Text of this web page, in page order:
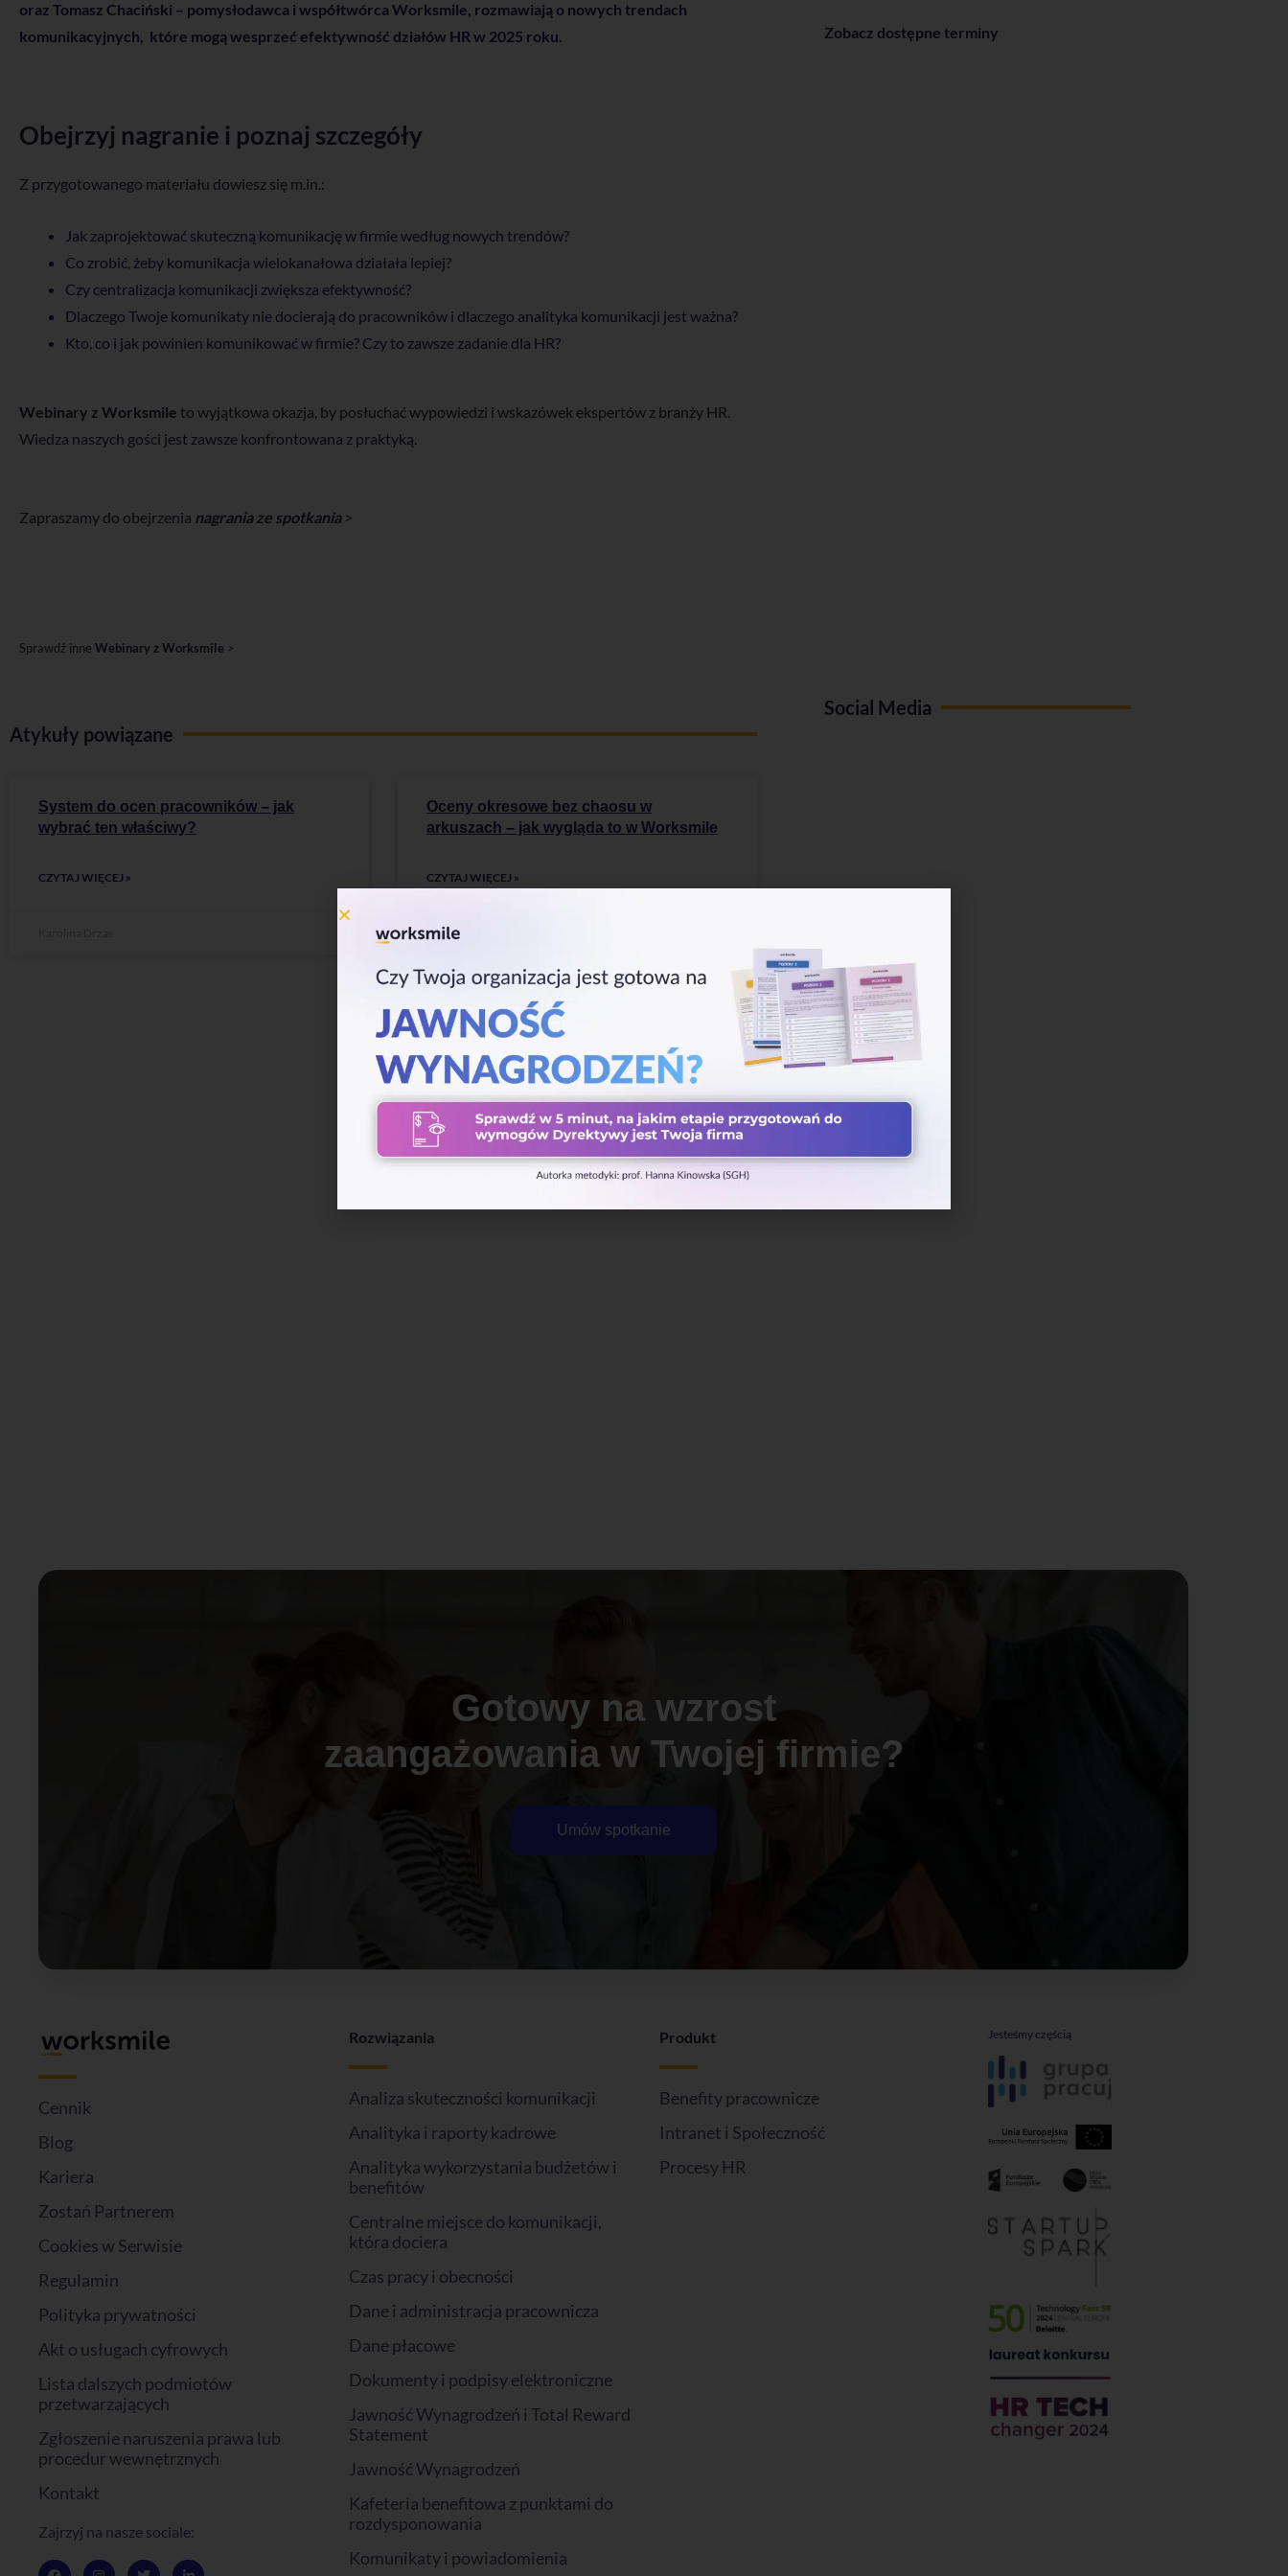
oraz Tomasz Chaciński – pomysłodawca i współtwórca Worksmile, rozmawiają o nowych trendach
komunikacyjnych, które mogą wesprzeć efektywność działów HR w 2025 roku.
Obejrzyj nagranie i poznaj szczegóły
Z przygotowanego materiału dowiesz się m.in.:
Jak zaprojektować skuteczną komunikację w firmie według nowych trendów?
Co zrobić, żeby komunikacja wielokanałowa działała lepiej?
Czy centralizacja komunikacji zwiększa efektywność?
Dlaczego Twoje komunikaty nie docierają do pracowników i dlaczego analityka komunikacji jest ważna?
Kto, co i jak powinien komunikować w firmie? Czy to zawsze zadanie dla HR?
Webinary z Worksmile to wyjątkowa okazja, by posłuchać wypowiedzi i wskazówek ekspertów z branży HR.
Wiedza naszych gości jest zawsze konfrontowana z praktyką.
Zapraszamy do obejrzenia nagrania ze spotkania>
Sprawdź inne Webinary z Worksmile >
Atykuły powiązane
System do ocen pracowników – jak
wybrać ten właściwy?
CZYTAJ WIĘCEJ »
Oceny okresowe bez chaosu w
arkuszach – jak wygląda to w Worksmile
CZYTAJ WIĘCEJ »
Karolina Drzas
Zobacz dostępne terminy
Social Media
Gotowy na wzrost
zaangażowania w Twojej firmie?
Umów spotkanie
Cennik
Blog
Kariera
Zostań Partnerem
Cookies w Serwisie
Regulamin
Polityka prywatności
Akt o usługach cyfrowych
Lista dalszych podmiotów
przetwarzających
Zgłoszenie naruszenia prawa lub
procedur wewnętrznych
Kontakt
Zajrzyj na nasze sociale:
F
I
T
L
Rozwiązania
Analiza skuteczności komunikacji
Analityka i raporty kadrowe
Analityka wykorzystania budżetów i
benefitów
Centralne miejsce do komunikacji,
która dociera
Czas pracy i obecności
Dane i administracja pracownicza
Dane płacowe
Dokumenty i podpisy elektroniczne
Jawność Wynagrodzeń i Total Reward
Statement
Jawność Wynagrodzeń
Kafeteria benefitowa z punktami do
rozdysponowania
Komunikaty i powiadomienia
Produkt
Benefity pracownicze
Intranet i Społeczność
Procesy HR
Jesteśmy częścią